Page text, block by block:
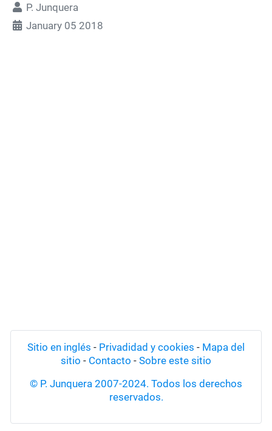
P. Junquera
January 05 2018
Sitio en inglés - Privadidad y cookies - Mapa del
sitio - Contacto - Sobre este sitio
© P. Junquera 2007-2024. Todos los derechos
reservados.